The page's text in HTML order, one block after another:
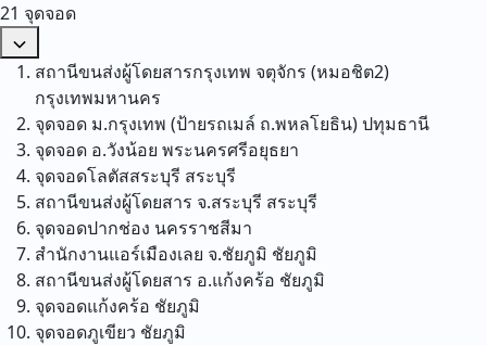
21 จุดจอด
สถานีขนส่งผู้โดยสารกรุงเทพ จตุจักร (หมอชิต2)
กรุงเทพมหานคร
จุดจอด ม.กรุงเทพ (ป้ายรถเมล์ ถ.พหลโยธิน)ปทุมธานี
จุดจอด อ.วังน้อย พระนครศรีอยุธยา
จุดจอดโลตัสสระบุรี สระบุรี
สถานีขนส่งผู้โดยสาร จ.สระบุรี สระบุรี
จุดจอดปากช่อง นครราชสีมา
สำนักงานแอร์เมืองเลย จ.ชัยภูมิ ชัยภูมิ
สถานีขนส่งผู้โดยสาร อ.แก้งคร้อ ชัยภูมิ
จุดจอดแก้งคร้อ ชัยภูมิ
จุดจอดภูเขียว ชัยภูมิ